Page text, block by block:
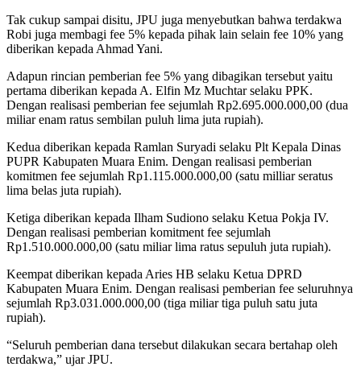
Tak cukup sampai disitu, JPU juga menyebutkan bahwa terdakwa
Robi juga membagi fee 5% kepada pihak lain selain fee 10% yang
diberikan kepada Ahmad Yani.
Adapun rincian pemberian fee 5% yang dibagikan tersebut yaitu
pertama diberikan kepada A. Elfin Mz Muchtar selaku PPK.
Dengan realisasi pemberian fee sejumlah Rp2.695.000.000,00 (dua
miliar enam ratus sembilan puluh lima juta rupiah).
Kedua diberikan kepada Ramlan Suryadi selaku Plt Kepala Dinas
PUPR Kabupaten Muara Enim. Dengan realisasi pemberian
komitmen fee sejumlah Rp1.115.000.000,00 (satu milliar seratus
lima belas juta rupiah).
Ketiga diberikan kepada Ilham Sudiono selaku Ketua Pokja IV.
Dengan realisasi pemberian komitment fee sejumlah
Rp1.510.000.000,00 (satu miliar lima ratus sepuluh juta rupiah).
Keempat diberikan kepada Aries HB selaku Ketua DPRD
Kabupaten Muara Enim. Dengan realisasi pemberian fee seluruhnya
sejumlah Rp3.031.000.000,00 (tiga miliar tiga puluh satu juta
rupiah).
“Seluruh pemberian dana tersebut dilakukan secara bertahap oleh
terdakwa,” ujar JPU.